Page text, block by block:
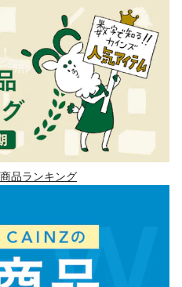
品ランキング